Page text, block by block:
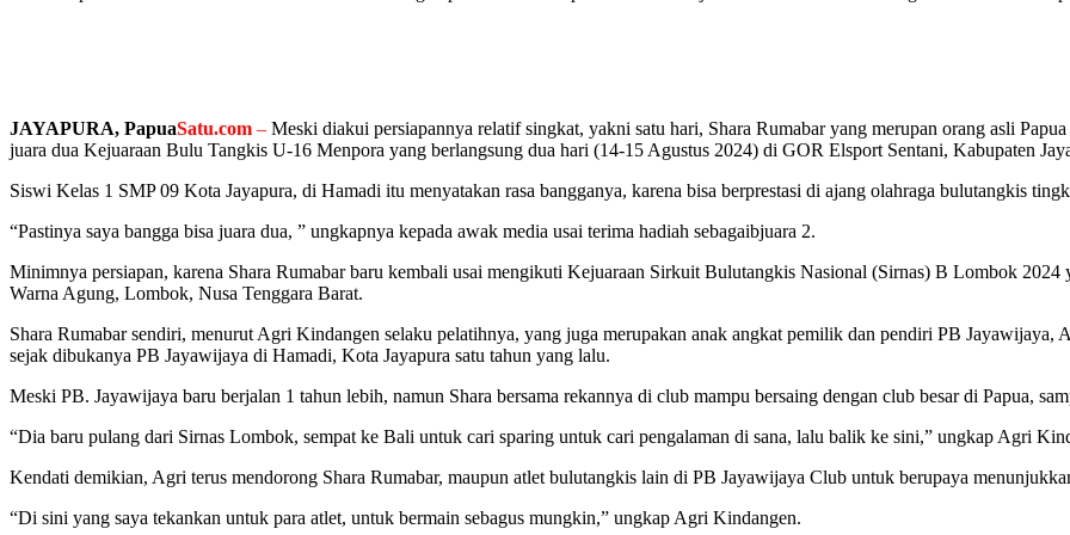
JAYAPURA, PapuaSatu.com – Meski diakui persiapannya relatif singkat, yakni satu hari, Shara Rumabar yang merupan orang asli
juara dua Kejuaraan Bulu Tangkis U-16 Menpora yang berlangsung dua hari (14-15 Agustus 2024) di GOR Elsport Sentani, Kabupaten
Siswi Kelas 1 SMP 09 Kota Jayapura, di Hamadi itu menyatakan rasa bangganya, karena bisa berprestasi di ajang olahraga bulutangkis
“Pastinya saya bangga bisa juara dua, ” ungkapnya kepada awak media usai terima hadiah sebagaibjuara 2.
Minimnya persiapan, karena Shara Rumabar baru kembali usai mengikuti Kejuaraan Sirkuit Bulutangkis Nasional (Sirnas) B Lombok
Warna Agung, Lombok, Nusa Tenggara Barat.
Shara Rumabar sendiri, menurut Agri Kindangen selaku pelatihnya, yang juga merupakan anak angkat pemilik dan pendiri PB
sejak dibukanya PB Jayawijaya di Hamadi, Kota Jayapura satu tahun yang lalu.
Meski PB. Jayawijaya baru berjalan 1 tahun lebih, namun Shara bersama rekannya di club mampu bersaing dengan club besar di Papua,
“Dia baru pulang dari Sirnas Lombok, sempat ke Bali untuk cari sparing untuk cari pengalaman di sana, lalu balik ke sini,” ungkap Agri
Kendati demikian, Agri terus mendorong Shara Rumabar, maupun atlet bulutangkis lain di PB Jayawijaya Club untuk berupaya
“Di sini yang saya tekankan untuk para atlet, untuk bermain sebagus mungkin,” ungkap Agri Kindangen.